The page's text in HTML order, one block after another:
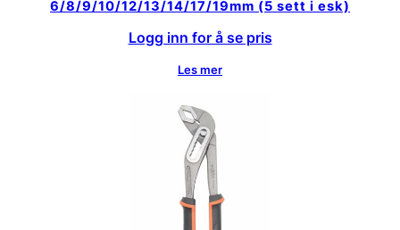
6/8/9/10/12/13/14/17/19mm (5 sett i esk)
Logg inn for å se pris
Les mer